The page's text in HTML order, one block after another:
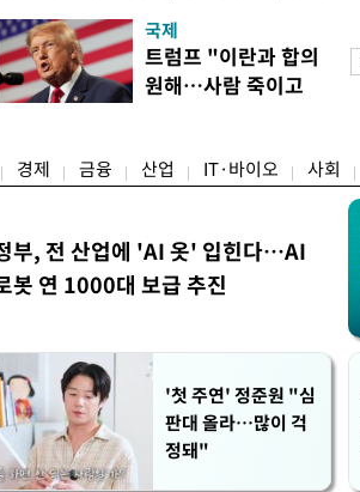
소는 이날 오전 10시18분께 매도 사이드카를 발동
밝혔다. 발동 당시 코스피200선물지수는 전일 종
급락한 987.24였다. 코스피 매도 사이드카
기초자산으로 하는 선물 최근월물 가격
국제
트럼프 "이란과 합의
원해…사람 죽이고
경제 금융 산업 IT·바이오 사회
부, 전 산업에 'AI 옷' 입힌다…AI
봇 연 1000대 보급 추진
'첫 주연' 정준원 "심
판대 올라…많이 걱
정돼"